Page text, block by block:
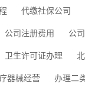
代缴社保公司
公司注册费用 公
卫生许可证办理
器械经营 办理二